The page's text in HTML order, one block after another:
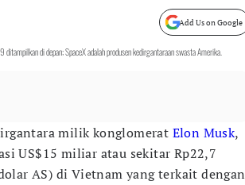
Add Us on Google
di depan; SpaceX adalah produsen kedirgantaraan swasta Amerika.
milik konglomerat Elon Musk,
US$15 miliar atau sekitar Rp22,7
AS) di Vietnam yang terkait dengan